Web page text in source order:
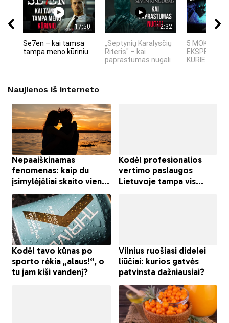
17:50
Se7en – kai tamsa
tampa meno kūriniu
12:32
„Septynių Karalysčių
Riteris" – kai
paprastumas nugali
5 MOKSLINIAI
KURIE
Naujienos iš interneto